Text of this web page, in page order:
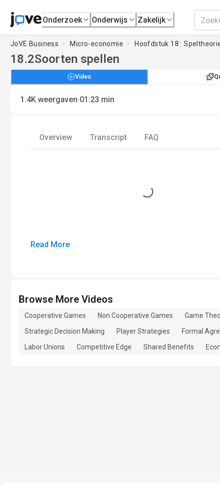
Onderzoek Onderwijs Zakelijk
JoVE Business Micro-economie Hoofdstuk 18 :
18.2Soorten spellen
Video
1.4K weergaven·01:23 min
Overview Transcript FAQ
Loading...
Read More
Browse More Videos
Cooperative Games Non Cooperative Games
Game
Strategic Decision Making
Player Strategies
Formal
Labor Unions
Competitive Edge Shared Benefits